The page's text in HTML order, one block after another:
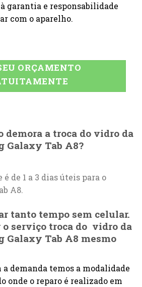
garantia e responsabilidade
com o aparelho.
ORÇAMENTO
demora a troca do vidro da
Galaxy Tab A8?
de 1 a 3 dias úteis para o
A8.
tanto tempo sem celular.
serviço troca do vidro da
Galaxy Tab A8 mesmo
a demanda temos a modalidade
onde o reparo é realizado em